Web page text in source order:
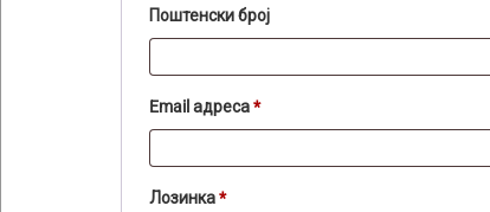
Поштенски број
Email адреса*Задолжително
Лозинка*Задолжително